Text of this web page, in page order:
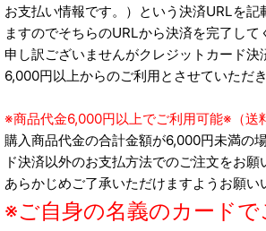
お支払い情報です。）という決済URLを記
ますのでそちらのURLから決済を完了して
申し訳ございませんがクレジットカード決
6,000円以上からのご利用とさせていただき
※商品代金6,000円以上でご利用可能※（送
購入商品代金の合計金額が6,000円未満の
ド決済以外のお支払方法でのご注文をお願
あらかじめご了承いただけますようお願い
※ご自身の名義のカードで